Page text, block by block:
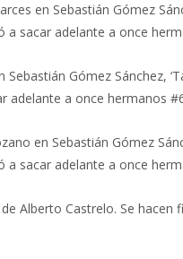
en Sebastián Gómez
a sacar adelante a once
Sebastián Gómez Sánchez,
adelante a once hermanos
en Sebastián Gómez
a sacar adelante a once
Alberto Castrelo. Se hacen